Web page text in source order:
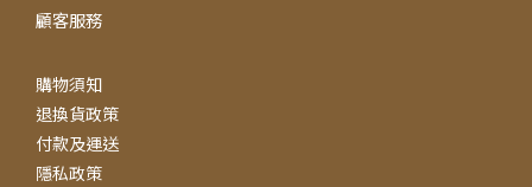
顧客服務
購物須知
退換貨政策
付款及運送
隱私政策